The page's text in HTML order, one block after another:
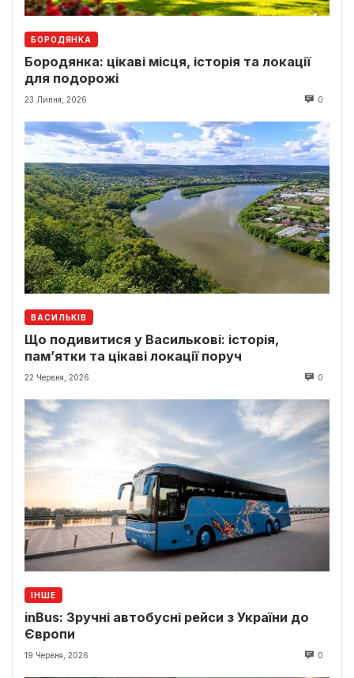
БОРОДЯНКА
Бородянка: цікаві місця, історія та локації
для подорожі
23 Липня, 2026 0
ВАСИЛЬКІВ
Що подивитися у Василькові: історія,
пам’ятки та цікаві локації поруч
22 Червня, 2026 0
ІНШЕ
inBus: Зручні автобусні рейси з України до
Європи
19 Червня, 2026 0